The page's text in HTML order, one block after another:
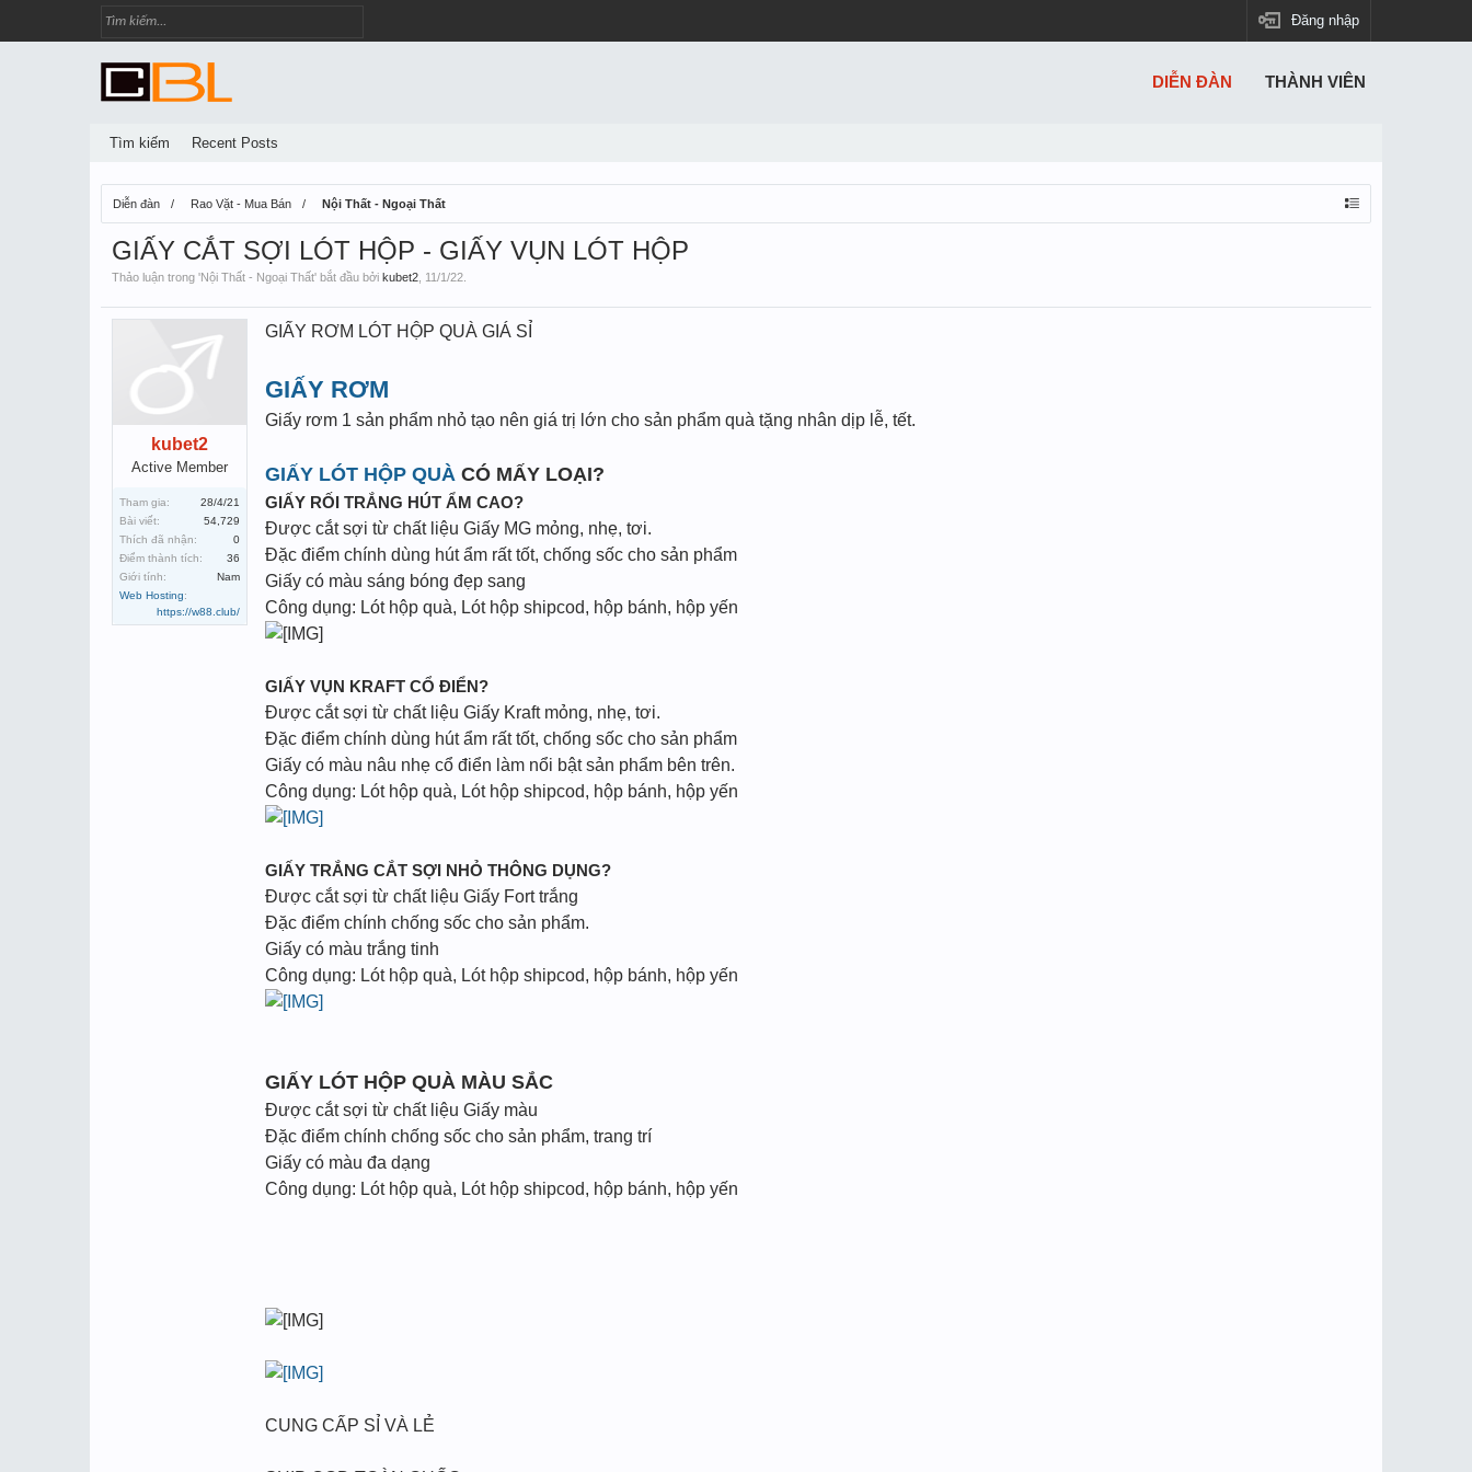
Đăng nhập
Diễn đàn Rao Vặt - Mua Bán Nội Thất - Ngoại Thất
GIẤY CẮT SỢI LÓT HỘP - GIẤY VỤN LÓT HỘP
Thảo luận trong 'Nội Thất - Ngoại Thất' bắt đầu bởi kubet2 11/1/22
kubet2
Active Member
Tham gia:
28/4/21
Bài viết:
54,729
Thích đã nhận:
0
Điểm thành tích:
36
Giới tính:
Nam
Web Hosting:
https://w88.club/
GIẤY RƠM LÓT HỘP QUÀ GIÁ SỈ
GIẤY RƠM
Giấy rơm 1 sản phẩm nhỏ tạo nên giá trị lớn cho sản phẩm quà tặng nhân dịp lễ, tết.
GIẤY LÓT HỘP QUÀ CÓ MẤY LOẠI?
GIẤY RỐI TRẮNG HÚT ẨM CAO?
Được cắt sợi từ chất liệu Giấy MG mỏng, nhẹ, tơi.
Đặc điểm chính dùng hút ẩm rất tốt, chống sốc cho sản phẩm
Giấy có màu sáng bóng đẹp sang
Công dụng: Lót hộp quà, Lót hộp shipcod, hộp bánh, hộp yến
GIẤY VỤN KRAFT CỔ ĐIỂN?
Được cắt sợi từ chất liệu Giấy Kraft mỏng, nhẹ, tơi.
Đặc điểm chính dùng hút ẩm rất tốt, chống sốc cho sản phẩm
Giấy có màu nâu nhẹ cổ điển làm nổi bật sản phẩm bên trên.
Công dụng: Lót hộp quà, Lót hộp shipcod, hộp bánh, hộp yến
GIẤY TRẮNG CẮT SỢI NHỎ THÔNG DỤNG?
Được cắt sợi từ chất liệu Giấy Fort trắng
Đặc điểm chính chống sốc cho sản phẩm.
Giấy có màu trắng tinh
Công dụng: Lót hộp quà, Lót hộp shipcod, hộp bánh, hộp yến
GIẤY LÓT HỘP QUÀ MÀU SẮC
Được cắt sợi từ chất liệu Giấy màu
Đặc điểm chính chống sốc cho sản phẩm, trang trí
Giấy có màu đa dạng
Công dụng: Lót hộp quà, Lót hộp shipcod, hộp bánh, hộp yến
CUNG CẤP SỈ VÀ LẺ
DIỄN ĐÀN
Tìm kiếm Recent Posts
THÀNH VIÊN